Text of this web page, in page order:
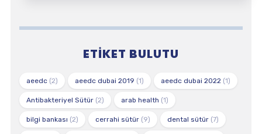
ETIKET BULUTU
aeedc(2) aeedc dubai 2019 (1) aeedc dubai 2022(1)
Antibakteriyel Sütür(2) arab health (1)
bilgi bankası (2) cerrahi sütür(9) dental sütür(7)